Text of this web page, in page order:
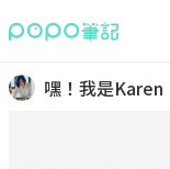
嘿！我是Karen